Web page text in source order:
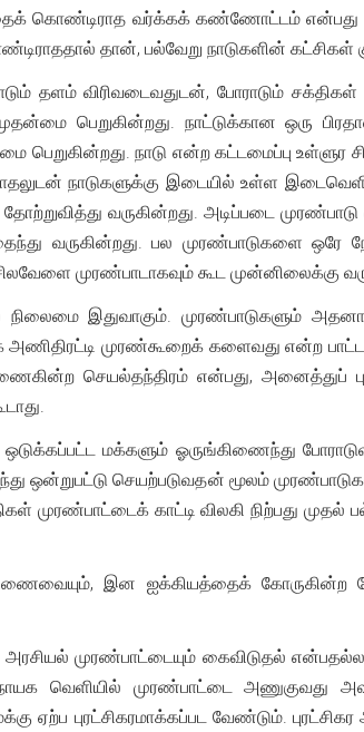
கொண்டிராத வர்க்கக் கண்ணோட்டம் என்பது
தான், பல்வேறு நாடுகளின் கட்சிகள்
தளம் விரிவடைவதுடன், போராடும்
பெறுகின்றது. நாட்டுக்கான ஒரு
பெறுகின்றது. நாடு என்ற கட்டமைப்பு
நாடுகளுக்கு இடையில் உள்ள
வருகின்றது. அடிப்படை முரண்பாடு
வருகின்றது. பல முரண்பாடுகளை
முரண்பாடாகவும் கூட முன்னிலைக்கு
நிலைமை இதுவாகும். முரண்பாடுகளும்
அணிதிரட்டி முரண்கூறைக் களைவது என்ற
செயல்தந்திரம் என்பது, அனைத்துப்
மக்களும் ஓருங்கிணைந்து
ஒன்றுபட்டு செயற்படுவதன் மூலம்
முரண்பாட்டைக் காட்டி விலகி நிற்பது முதல்
இன ஐக்கியத்தைக் கோருகின்ற
முரண்பாட்டையும் கைவிடுதல்
வெளியில் முரண்பாட்டை அணுகுவது
ஏற்ப புரட்சிகரமாக்கப்பட வேண்டும்.